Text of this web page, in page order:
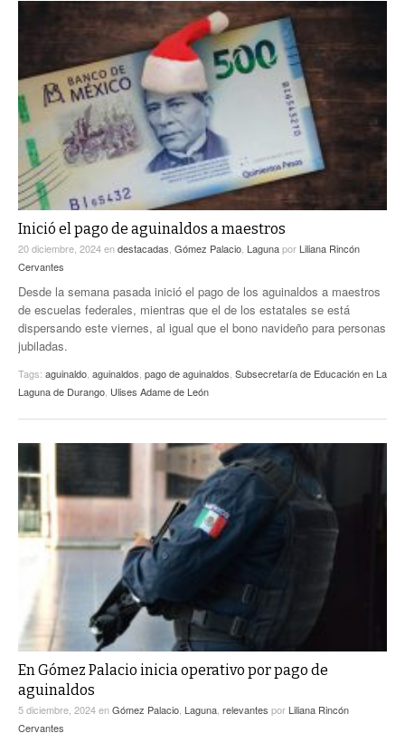
Inició el pago de aguinaldos a maestros
20 diciembre, 2024endestacadas Gómez Palacio Lagunapor Liliana Rincón
Cervantes
Desde la semana pasada inició el pago de los aguinaldos a maestros
de escuelas federales, mientras que el de los estatales se está
dispersando este viernes, al igual que el bono navideño para personas
jubiladas.
Tags: aguinaldo aguinaldos pago de aguinaldos Subsecretaría de Educación en La
Laguna de Durango Ulises Adame de León
En Gómez Palacio inicia operativo por pago de
aguinaldos
5 diciembre, 2024enGómez Palacio, Laguna, relevantes por Liliana Rincón
Cervantes